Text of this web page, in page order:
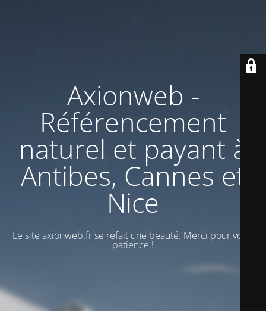
Axionweb -
Référencement
naturel et payant à
Antibes, Cannes et
Nice
Le site axionweb.fr se refait une beauté. Merci pour votre
patience !